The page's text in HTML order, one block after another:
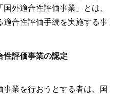
外適合性評価事業」とは、
合性評価手続を実施する事
評価事業の認定
事業を行おうとする者は、国